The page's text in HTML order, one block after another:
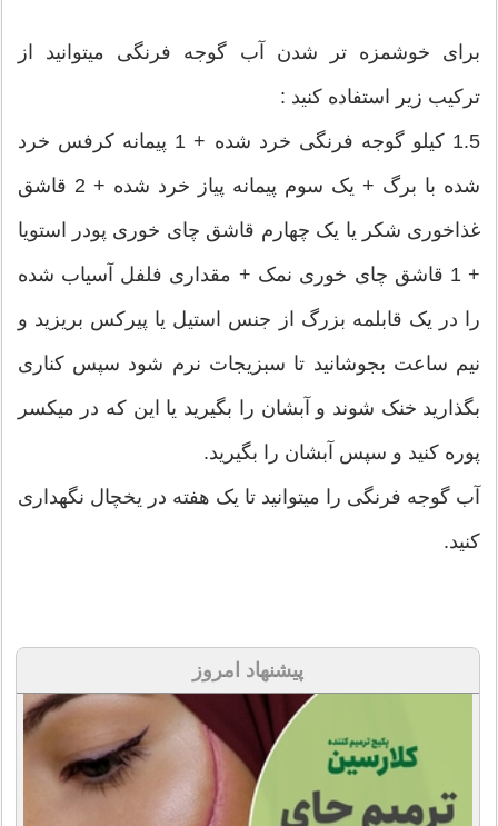
برای خوشمزه تر شدن آب گوجه فرنگی میتوانید از
ترکیب زیر استفاده کنید :
1.5 کیلو گوجه فرنگی خرد شده + 1 پیمانه کرفس خرد
شده با برگ + یک سوم پیمانه پیاز خرد شده + 2 قاشق
غذاخوری شکر یا یک چهارم قاشق چای خوری پودر استویا
+ 1 قاشق چای خوری نمک + مقداری فلفل آسیاب شده
را در یک قابلمه بزرگ از جنس استیل یا پیرکس بریزید و
نیم ساعت بجوشانید تا سبزیجات نرم شود سپس کناری
بگذارید خنک شوند و آبشان را بگیرید یا این که در میکسر
پوره کنید و سپس آبشان را بگیرید.
آب گوجه فرنگی را میتوانید تا یک هفته در یخچال نگهداری
کنید.
پیشنهاد امروز